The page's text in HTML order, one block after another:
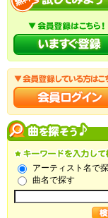
アーティスト名で
曲名で探す